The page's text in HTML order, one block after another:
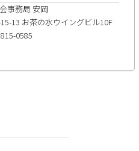
事務局 安岡
13 お茶の水ウイングビル10F
0585